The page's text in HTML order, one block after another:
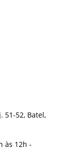
51-52, Batel,
às 12h -